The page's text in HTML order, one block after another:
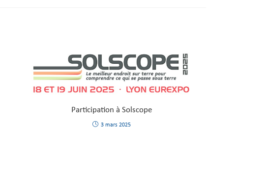
Participation à Solscope
3 mars 2025